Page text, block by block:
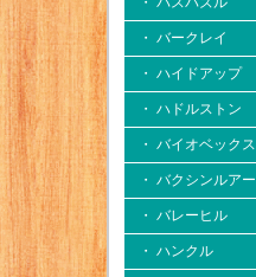
・ バークレイ
・ ハイドアップ
・ ハドルストン
・ バイオベックス
・ バクシンルアー
・ バレーヒル
・ ハンクル